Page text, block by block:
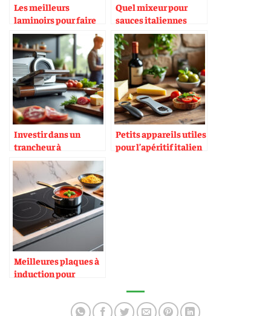
Les meilleurs
laminoirs pour faire
ses pâtes maison
Quel mixeur pour
sauces italiennes
onctueuses ?
Investir dans un
trancheur à
charcuterie : utile ou
luxe ?
Petits appareils utiles
pour l’apéritif italien
Meilleures plaques à
induction pour